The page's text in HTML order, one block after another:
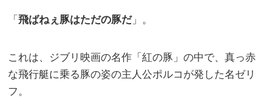
「飛ばねぇ豚はただの豚だ」。
これは、ジブリ映画の名作「紅の豚」の中で、真っ赤
な飛行艇に乗る豚の姿の主人公ポルコが発した名ゼリ
フ。